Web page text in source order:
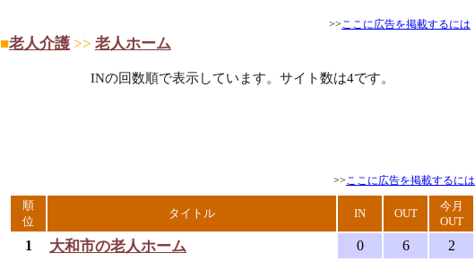
>>ここに広告を掲載するには
■老人介護 >> 老人ホーム
INの回数順で表示しています。サイト数は4です。
>>ここに広告を掲載するには
順
位
タイトル IN OUT
今月
OUT
1 大和市の老人ホーム 0 6 2